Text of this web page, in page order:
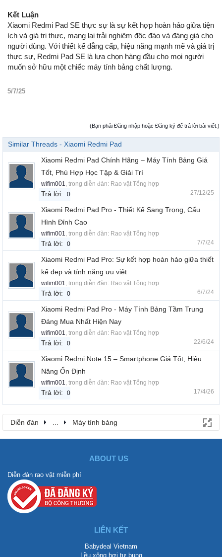
Kết Luận
Xiaomi Redmi Pad SE thực sự là sự kết hợp hoàn hảo giữa tiện
ích và giá trị thực, mang lại trải nghiệm độc đáo và đáng giá cho
người dùng. Với thiết kế đẳng cấp, hiệu năng mạnh mẽ và giá trị
thực sự, Redmi Pad SE là lựa chọn hàng đầu cho mọi người
muốn sở hữu một chiếc máy tính bảng chất lượng.
5/7/25
(Bạn phải Đăng nhập hoặc Đăng ký để trả lời bài viết.)
Similar Threads - Xiaomi Redmi Pad
Xiaomi Redmi Pad Chính Hãng – Máy Tính Bảng Giá
Tốt, Phù Hợp Học Tập & Giải Trí
wifim001 , trong diễn đàn: Rao vặt Tổng hợp
Trả lời: 0 27/12/25
Xiaomi Redmi Pad Pro - Thiết Kế Sang Trọng, Cấu
Hình Đỉnh Cao
wifim001 , trong diễn đàn: Rao vặt Tổng hợp
Trả lời: 0 7/7/24
Xiaomi Redmi Pad Pro: Sự kết hợp hoàn hảo giữa thiết
kế đẹp và tính năng ưu việt
wifim001 , trong diễn đàn: Rao vặt Tổng hợp
Trả lời: 0 6/7/24
Xiaomi Redmi Pad Pro - Máy Tính Bảng Tầm Trung
Đáng Mua Nhất Hiện Nay
wifim001 , trong diễn đàn: Rao vặt Tổng hợp
Trả lời: 0 22/6/24
Xiaomi Redmi Note 15 – Smartphone Giá Tốt, Hiệu
Năng Ổn Định
wifim001 , trong diễn đàn: Rao vặt Tổng hợp
Trả lời: 0 17/4/26
Diễn đàn Máy tính bảng
ABOUT US
Diễn đàn rao vặt miễn phí
LIÊN KẾT
Babydeal Vietnam
Lều xông hơi tự bung